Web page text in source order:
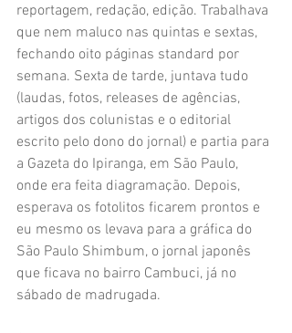
reportagem, redação, edição. Trabalhava
que nem maluco nas quintas e sextas,
fechando oito páginas standard por
semana. Sexta de tarde, juntava tudo
(laudas, fotos, releases de agências,
artigos dos colunistas e o editorial
escrito pelo dono do jornal) e partia para
a Gazeta do Ipiranga, em São Paulo,
onde era feita diagramação. Depois,
esperava os fotolitos ficarem prontos e
eu mesmo os levava para a gráfica do
São Paulo Shimbum, o jornal japonês
que ficava no bairro Cambuci, já no
sábado de madrugada.